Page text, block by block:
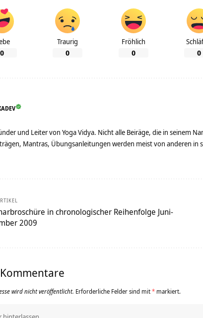
0
Traurig
0
Fröhlich
0 0
und Leiter von Yoga Vidya. Nicht alle Beiräge, die in seinem
Mantras, Übungsanleitungen werden meist von anderen
in chronologischer Reihenfolge Juni-
2009
wird nicht veröffentlicht. Erforderliche Felder sind mit* markiert.